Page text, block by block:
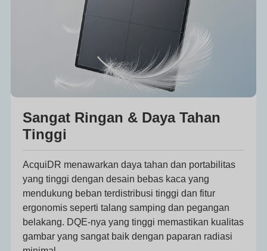
Sangat Ringan & Daya Tahan
Tinggi
AcquiDR menawarkan daya tahan dan portabilitas
yang tinggi dengan desain bebas kaca yang
mendukung beban terdistribusi tinggi dan fitur
ergonomis seperti talang samping dan pegangan
belakang. DQE-nya yang tinggi memastikan kualitas
gambar yang sangat baik dengan paparan radiasi